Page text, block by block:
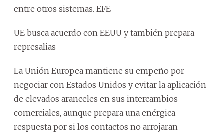
entre otros sistemas. EFE
UE busca acuerdo con EEUU y también prepara
represalias
La Unión Europea mantiene su empeño por
negociar con Estados Unidos y evitar la aplicación
de elevados aranceles en sus intercambios
comerciales, aunque prepara una enérgica
respuesta por si los contactos no arrojaran